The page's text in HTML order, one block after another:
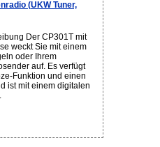
(UKW Tuner,
Der CP301T mit
weckt Sie mit einem
oder Ihrem
auf. Es verfügt
Funktion und einen
ist mit einem digitalen